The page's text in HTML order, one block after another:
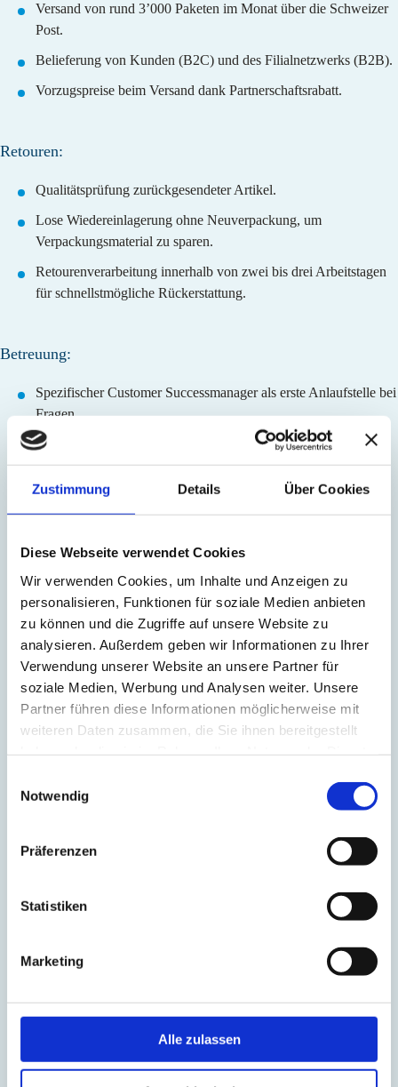
Zustimmung Details Über Cookies
Diese Webseite verwendet Cookies
Wir verwenden Cookies, um Inhalte und Anzeigen zu
personalisieren, Funktionen für soziale Medien anbieten
zu können und die Zugriffe auf unsere Website zu
analysieren. Außerdem geben wir Informationen zu Ihrer
Verwendung unserer Website an unsere Partner für
soziale Medien, Werbung und Analysen weiter. Unsere
Partner führen diese Informationen möglicherweise mit
weiteren Daten zusammen, die Sie ihnen bereitgestellt
Notwendig
Präferenzen
Statistiken
Marketing
Alle zulassen
Versand von rund 3’000 Paketen im Monat über die Schweizer
Post.
Belieferung von Kunden (B2C) und des Filialnetzwerks (B2B).
Vorzugspreise beim Versand dank Partnerschaftsrabatt.
Retouren:
Qualitätsprüfung zurückgesendeter Artikel.
Lose Wiedereinlagerung ohne Neuverpackung, um
Verpackungsmaterial zu sparen.
Retourenverarbeitung innerhalb von zwei bis drei Arbeitstagen
für schnellstmögliche Rückerstattung.
Betreuung:
Spezifischer Customer Successmanager als erste Anlaufstelle bei
Fragen.
Unterstützung bei Prozessoptimierungen und Projekten.
RRRevolve.
Die Zusammenarbeit mit MS Direct
Besonders schätzen wir die schnelle